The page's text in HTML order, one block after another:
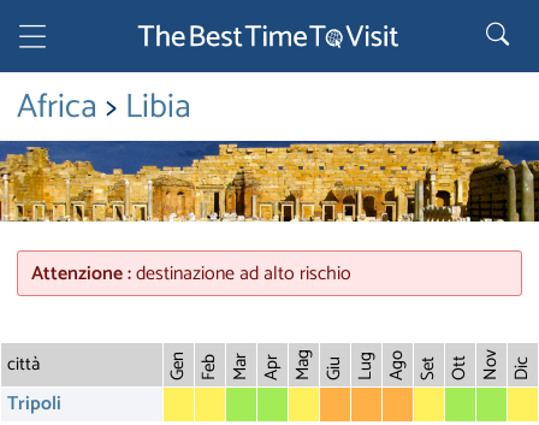
Africa>Libia
Attenzione :destinazione ad alto rischio
città Gen Feb Mar Apr Mag Giu Lug Ago Set Ott Nov Dic
Tripoli